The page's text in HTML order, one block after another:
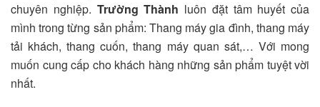
chuyên nghiệp. Trường Thành luôn đặt tâm huyết của
mình trong từng sản phẩm: Thang máy gia đình, thang máy
tải khách, thang cuốn, thang máy quan sát,… Với mong
muốn cung cấp cho khách hàng những sản phẩm tuyệt vời
nhất.